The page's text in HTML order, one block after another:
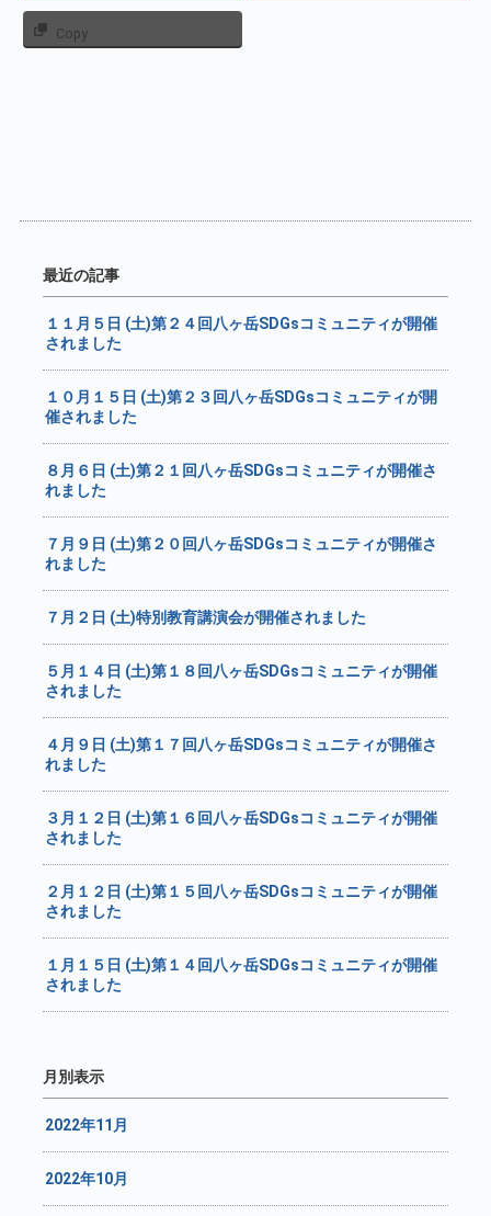
Copy
最近の記事
１１月５日 (土)第２４回八ヶ岳SDGsコミュニティが開催
されました
１０月１５日 (土)第２３回八ヶ岳SDGsコミュニティが開
催されました
８月６日 (土)第２１回八ヶ岳SDGsコミュニティが開催さ
れました
７月９日 (土)第２０回八ヶ岳SDGsコミュニティが開催さ
れました
７月２日 (土)特別教育講演会が開催されました
５月１４日 (土)第１８回八ヶ岳SDGsコミュニティが開催
されました
４月９日 (土)第１７回八ヶ岳SDGsコミュニティが開催さ
れました
３月１２日 (土)第１６回八ヶ岳SDGsコミュニティが開催
されました
２月１２日 (土)第１５回八ヶ岳SDGsコミュニティが開催
されました
１月１５日 (土)第１４回八ヶ岳SDGsコミュニティが開催
されました
月別表示
2022年11月
2022年10月